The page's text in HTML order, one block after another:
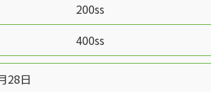
200ss
400ss
28日